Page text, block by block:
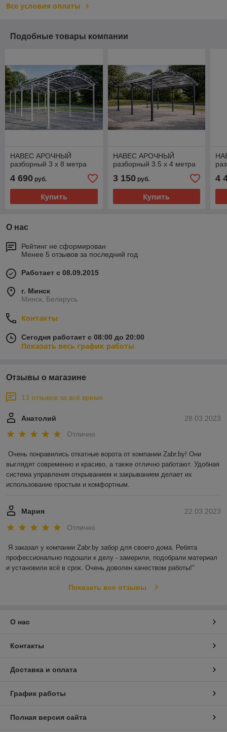
Все условия оплаты
Подобные товары компании
НАВЕС АРОЧНЫЙ
разборный 3 х 8 метра
4 690 руб.
Купить
НАВЕС АРОЧНЫЙ
разборный 3.5 х 4 метра
3 150руб.
Купить
4
О нас
Рейтинг не сформирован
Менее 5 отзывов за последний год
Работает с 08.09.2015
г. Минск
Минск, Беларусь
Контакты
Сегодня работает с 08:00 до 20:00
Показать весь график работы
Отзывы о магазине
13 отзывов за всё время
28.03.2023
Анатолий
Отлично
Очень понравились откатные ворота от компании Zabr.by! Они
выглядят современно и красиво, а также отлично работают. Удобная
система управления открыванием и закрыванием делает их
использование простым и комфортным.
22.03.2023
Мария
Отлично
Я заказал у компании Zabr.by забор для своего дома. Ребята
профессионально подошли к делу - замерили, подобрали материал
и установили всё в срок. Очень доволен качеством работы!"
Показать все отзывы
О нас
Контакты
Доставка и оплата
График работы
Полная версия сайта